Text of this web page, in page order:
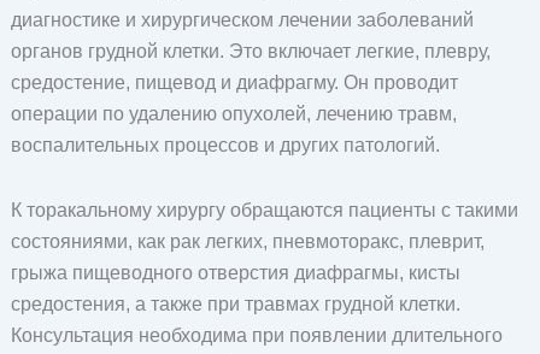
диагностике и хирургическом лечении заболеваний
органов грудной клетки. Это включает легкие, плевру,
средостение, пищевод и диафрагму. Он проводит
операции по удалению опухолей, лечению травм,
воспалительных процессов и других патологий.
К торакальному хирургу обращаются пациенты с такими
состояниями, как рак легких, пневмоторакс, плеврит,
грыжа пищеводного отверстия диафрагмы, кисты
средостения, а также при травмах грудной клетки.
Консультация необходима при появлении длительного